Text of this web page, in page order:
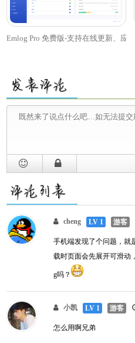
Emlog Pro 免费版-支持在线更新、应
cheng LV 1 游客
手机端发现了个问题，就
载时页面会先展开可滑动
g吗？
小凯 LV 1 游客
怎么用啊兄弟